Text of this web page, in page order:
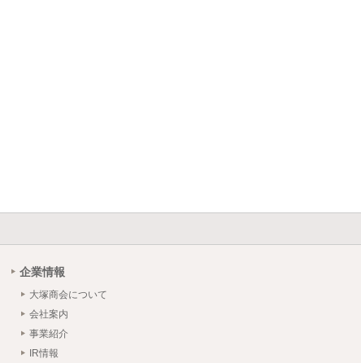
企業情報
大塚商会について
会社案内
事業紹介
IR情報